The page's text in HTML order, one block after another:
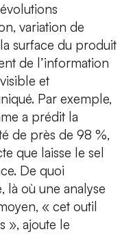
évolutions
variation de
surface du produit
de l’information
et
Par exemple,
a prédit la
de près de 98 %,
que laisse le sel
De quoi
, là où une analyse
« cet outil
», ajoute le